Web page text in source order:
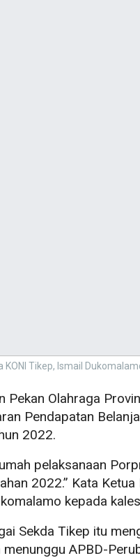
KONI Tikep, Ismail
Pekan Olahraga
Pendapatan
2022.
pelaksanaan
2022.” Kata
kepada
Sekda Tikep itu
APBD-